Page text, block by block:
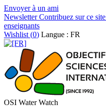
Envoyer à un ami
NewsletterContribuez sur ce site
enseignants
Wishlist (0) Langue : FR
OSI Water Watch